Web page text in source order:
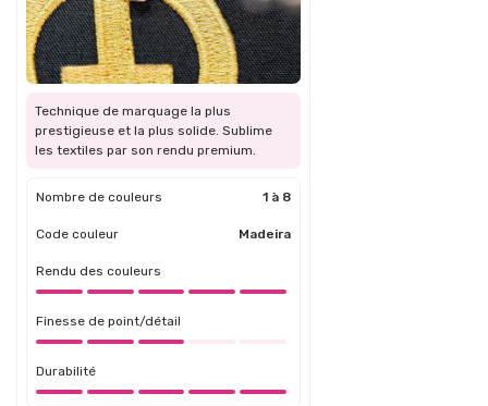
Technique de marquage la plus
prestigieuse et la plus solide. Sublime
les textiles par son rendu premium.
Nombre de couleurs 1 à 8
Code couleur Madeira
Rendu des couleurs
Finesse de point/détail
Durabilité